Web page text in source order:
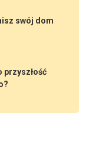
swój dom
przyszłość